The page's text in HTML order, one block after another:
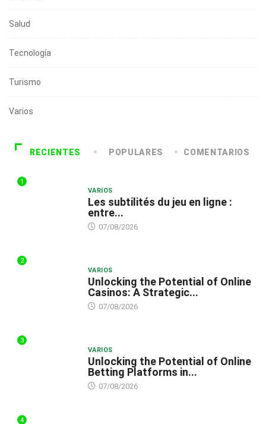
Salud
Tecnología
Turismo
Varios
RECIENTES POPULARES COMENTARIOS
1
VARIOS
Les subtilités du jeu en ligne :
entre...
07/08/2026
2
VARIOS
Unlocking the Potential of Online
Casinos: A Strategic...
07/08/2026
3
VARIOS
Unlocking the Potential of Online
Betting Platforms in...
07/08/2026
4